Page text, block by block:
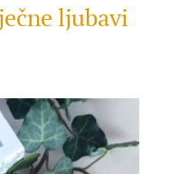
ljubavi